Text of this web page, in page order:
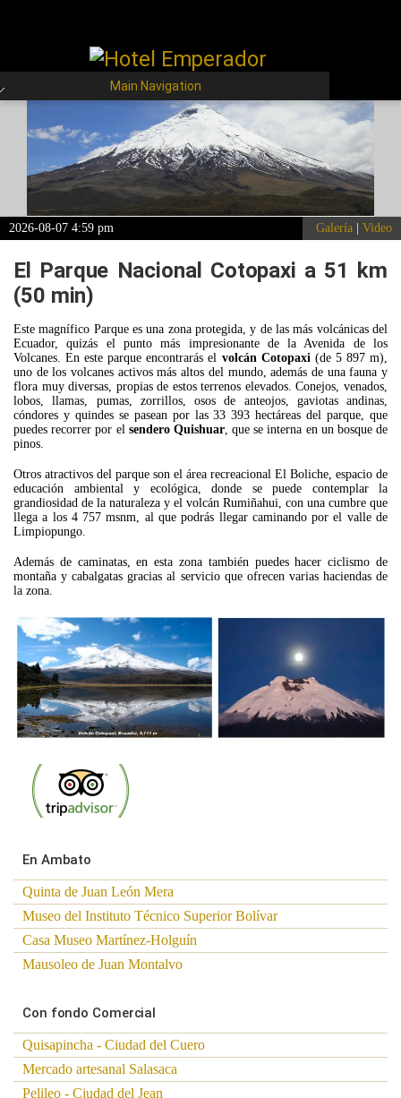
Main Navigation
2026-08-07 4:59 pm Galería Video
El Parque Nacional Cotopaxi a 51 km
(50 min)
Este magnífico Parque es una zona protegida, y de las más volcánicas del
Ecuador, quizás el punto más impresionante de la Avenida de los
Volcanes. En este parque encontrarás el volcán Cotopaxi(de 5 897 m),
uno de los volcanes activos más altos del mundo, además de una fauna y
flora muy diversas, propias de estos terrenos elevados. Conejos, venados,
lobos, llamas, pumas, zorrillos, osos de anteojos, gaviotas andinas,
cóndores y quindes se pasean por las 33 393 hectáreas del parque, que
puedes recorrer por el sendero Quishuar, que se interna en un bosque de
pinos.
Otros atractivos del parque son el área recreacional El Boliche, espacio de
educación ambiental y ecológica, donde se puede contemplar la
grandiosidad de la naturaleza y el volcán Rumiñahui, con una cumbre que
llega a los 4 757 msnm, al que podrás llegar caminando por el valle de
Limpiopungo.
Además de caminatas, en esta zona también puedes hacer ciclismo de
montaña y cabalgatas gracias al servicio que ofrecen varias haciendas de
la zona.
En Ambato
Quinta de Juan León Mera
Museo del Instituto Técnico Superior Bolívar
Casa Museo Martínez-Holguín
Mausoleo de Juan Montalvo
Con fondo Comercial
Quisapincha - Ciudad del Cuero
Mercado artesanal Salasaca
Pelileo - Ciudad del Jean